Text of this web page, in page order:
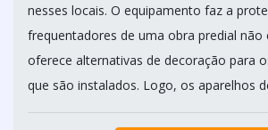
nesses locais. O equipamento faz a
frequentadores de uma obra predial não
oferece alternativas de decoração para
que são instalados. Logo, os aparelhos